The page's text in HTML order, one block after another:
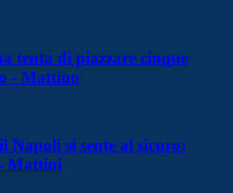
tenta di piazzare cinque
- Mattino
Napoli si sente al sicuro:
Mattini